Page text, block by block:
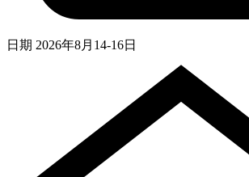
日期 2026年8月14-16日